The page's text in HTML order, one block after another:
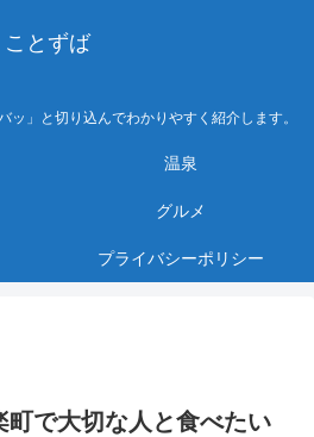
ことずば
ッ」と切り込んでわかりやすく紹介します。
温泉
グルメ
プライバシーポリシー
町で大切な人と食べたい